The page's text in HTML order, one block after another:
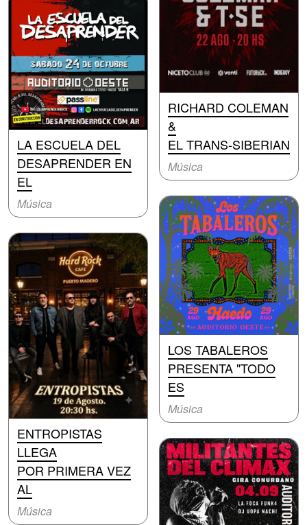
LA ESCUELA DEL
DESAPRENDER EN
EL
Música
ENTROPISTAS
LLEGA
POR PRIMERA VEZ
AL
Música
RICHARD COLEMAN
&
EL TRANS-SIBERIAN
Música
LOS TABALEROS
PRESENTA "TODO
ES
Música